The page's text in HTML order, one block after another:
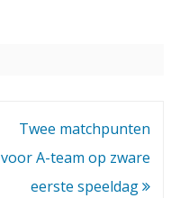
Twee matchpunten
voor A-team op zware
eerste speeldag